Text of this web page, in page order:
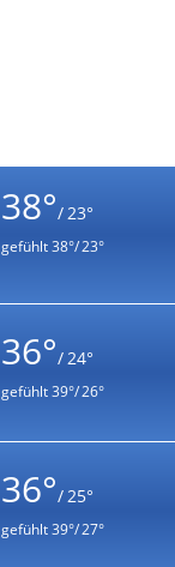
38°/ 23°
gefühlt38°/ 23°
36°/ 24°
gefühlt39°/ 26°
36°/ 25°
gefühlt39°/ 27°